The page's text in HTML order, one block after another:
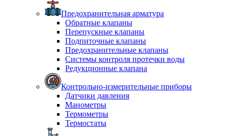
Предохранительная арматура
Обратные клапаны
Перепускные клапаны
Подпиточные клапаны
Предохранительные клапаны
Системы контроля протечки воды
Редукционные клапана
Контрольно-измерительные приборы
Датчики давления
Манометры
Термометры
Термостаты